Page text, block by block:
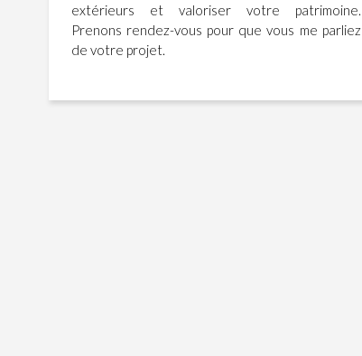
extérieurs et valoriser votre patrimoine.
Prenons rendez-vous pour que vous me parliez
de votre projet.